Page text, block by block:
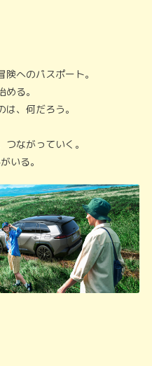
へのパスポート。
る。
、何だろう。
ながっていく。
いる。